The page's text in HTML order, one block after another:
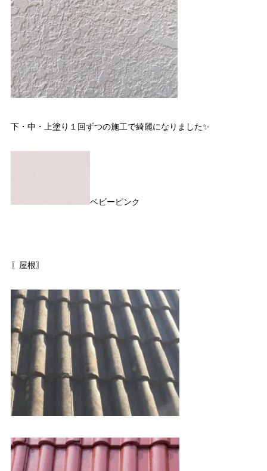
下・中・上塗り１回ずつの施工で綺麗になりました✨
ベビーピンク
〖屋根〗